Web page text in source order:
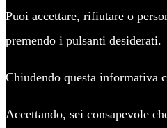
Puoi accettare, rifiutare o
premendo i pulsanti desiderati.
Chiudendo questa informativa
Accettando, sei consapevole